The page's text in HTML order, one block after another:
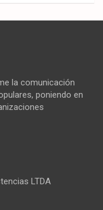
la comunicación
poniendo en
LTDA